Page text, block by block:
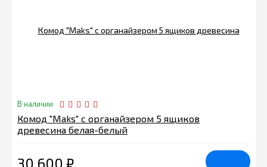
В наличии
Комод "Maks" с органайзером 5 ящиков
древесина белая-белый
30 600 ₽